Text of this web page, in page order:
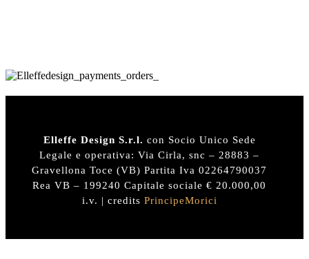
Elleffe Design S.r.l. con Socio Unico Sede
Legale e operativa: Via Cirla, snc – 28883 –
Gravellona Toce (VB) Partita Iva 02264790037
Rea VB – 199240 Capitale sociale € 20.000,00
i.v. | credits PrincipeMorici